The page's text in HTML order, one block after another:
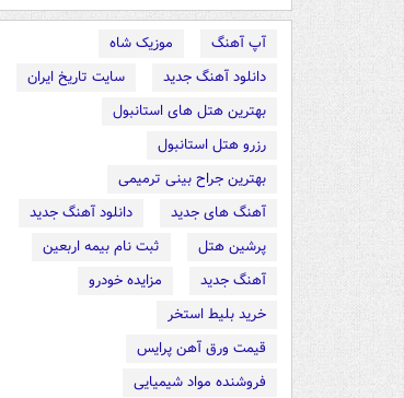
آپ آهنگ
موزیک شاه
دانلود آهنگ جدید
سایت تاریخ ایران
بهترین هتل های استانبول
رزرو هتل استانبول
بهترین جراح بینی ترمیمی
آهنگ های جدید
دانلود آهنگ جدید
پرشین هتل
ثبت نام بیمه اربعین
آهنگ جدید
مزایده خودرو
خرید بلیط استخر
قیمت ورق آهن پرایس
فروشنده مواد شیمیایی